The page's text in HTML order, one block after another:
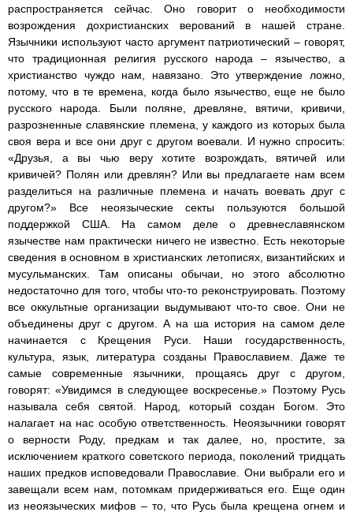
распространяется сейчас. Оно говорит о необходимости
возрождения дохристианских верований в нашей стране.
Язычники используют часто аргумент патриотический – говорят,
что традиционная религия русского народа – язычество, а
христианство чуждо нам, навязано. Это утверждение ложно,
потому, что в те времена, когда было язычество, еще не было
русского народа. Были поляне, древляне, вятичи, кривичи,
разрозненные славянские племена, у каждого из которых была
своя вера и все они друг с другом воевали. И нужно спросить:
«Друзья, а вы чью веру хотите возрождать, вятичей или
кривичей? Полян или древлян? Или вы предлагаете нам всем
разделиться на различные племена и начать воевать друг с
другом?» Все неоязыческие секты пользуются большой
поддержкой США. На самом деле о древнеславянском
язычестве нам практически ничего не известно. Есть некоторые
сведения в основном в христианских летописях, византийских и
мусульманских. Там описаны обычаи, но этого абсолютно
недостаточно для того, чтобы что-то реконструировать. Поэтому
все оккультные организации выдумывают что-то свое. Они не
объединены друг с другом. А на ша история на самом деле
начинается с Крещения Руси. Наши государственность,
культура, язык, литература созданы Православием. Даже те
самые современные язычники, прощаясь друг с другом,
говорят: «Увидимся в следующее воскресенье.» Поэтому Русь
называла себя святой. Народ, который создан Богом. Это
налагает на нас особую ответственность. Неоязычники говорят
о верности Роду, предкам и так далее, но, простите, за
исключением краткого советского периода, поколений тридцать
наших предков исповедовали Православие. Они выбрали его и
завещали всем нам, потомкам придерживаться его. Еще один
из неоязыческих мифов – то, что Русь была крещена огнем и